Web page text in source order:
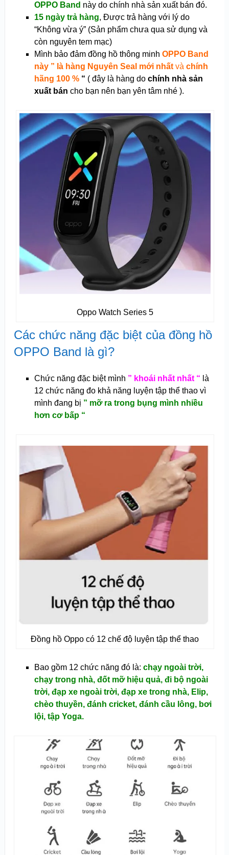
OPPO Band này do chính nhà sản xuất bán đó.
15 ngày trả hàng, Được trả hàng với lý do
“Không vừa ý” (Sản phẩm chưa qua sử dụng và
còn nguyên tem mạc)
Mình bảo đảm đồng hồ thông minh OPPO Band
này ” là hàng Nguyên Seal mới nhấtvà chính
hãng 100 %“ ( đây là hàng do chính nhà sản
xuất bán cho bạn nên bạn yên tâm nhé ).
Oppo Watch Series 5
Các chức năng đặc biệt của đồng hồ
OPPO Band là gì?
Chức năng đặc biệt mình ” khoái nhất nhất “ là
12 chức năng đo khả năng luyện tập thể thao vì
mình đang bị ” mỡ ra trong bụng mình nhiều
hơn cơ bấp “
Đồng hồ Oppo có 12 chế độ luyện tập thể thao
Bao gồm 12 chức năng đó là: chạy ngoài trời,
chạy trong nhà, đốt mỡ hiệu quả, đi bộ ngoài
trời, đạp xe ngoài trời, đạp xe trong nhà, Elip,
chèo thuyền, đánh cricket, đánh cầu lông, bơi
lội, tập Yoga.